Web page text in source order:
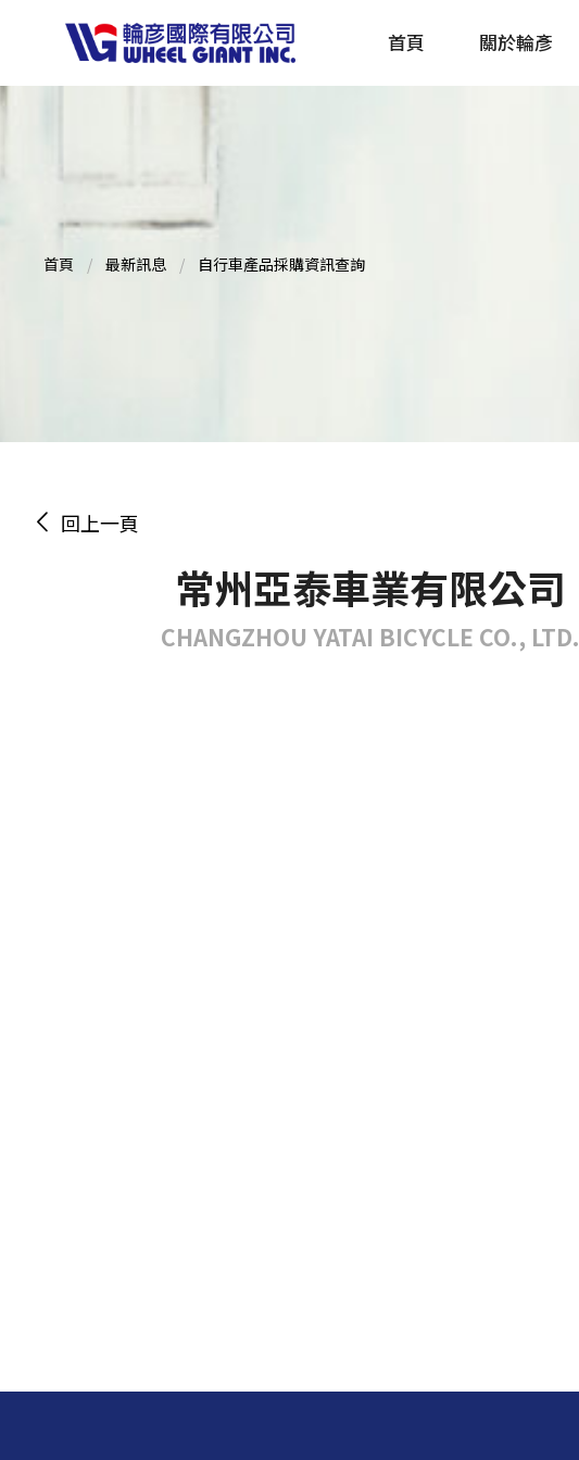
首頁 關於輪彥
首頁 最新訊息 自行車產品採購資訊查詢
回上一頁
常州亞泰車業有限公司
CHANGZHOU YATAI BICYCLE CO., LTD.